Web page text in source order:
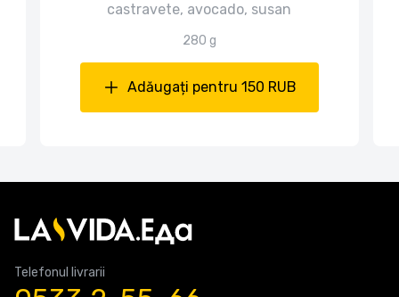
castravete, avocado, susan
280 g
Adăugați pentru 150 RUB
Telefonul livrarii